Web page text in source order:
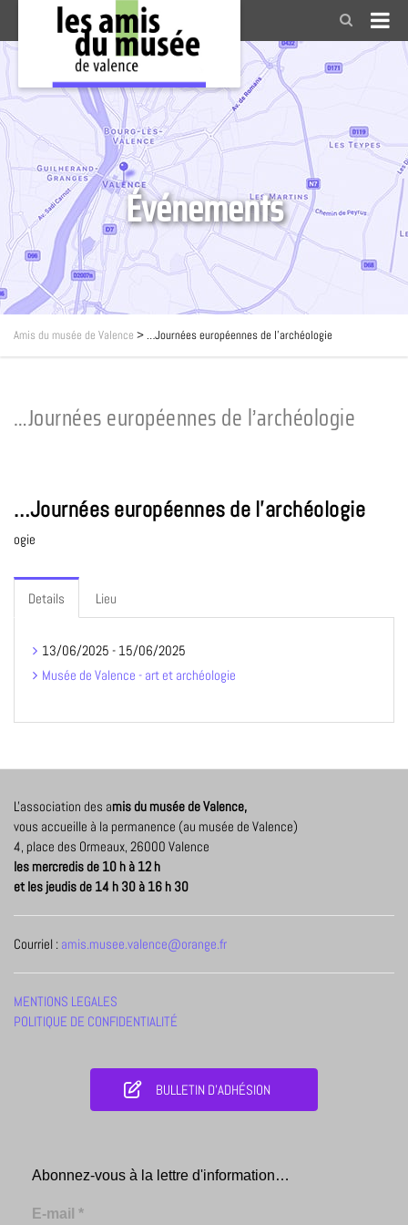
Événements
Amis du musée de Valence > …Journées européennes de l’archéologie
…Journées européennes de l’archéologie
…Journées européennes de l'archéologie
ogie
Details Lieu
13/06/2025 - 15/06/2025
Musée de Valence - art et archéologie
L'association des amis du musée de Valence,
vous accueille à la permanence (au musée de Valence)
4, place des Ormeaux, 26000 Valence
les mercredis de 10 h à 12 h
et les jeudis de 14 h 30 à 16 h 30
Courriel : amis.musee.valence@orange.fr
MENTIONS LEGALES
POLITIQUE DE CONFIDENTIALITÉ
BULLETIN D'ADHÉSION
Abonnez-vous à la lettre d'information…
E-mail *